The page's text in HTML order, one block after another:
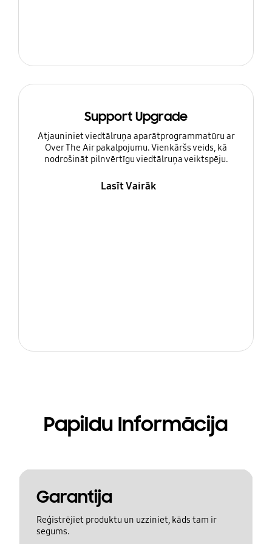
Support Upgrade
Atjauniniet viedtālruņa aparātprogrammatūru ar
Over The Air pakalpojumu. Vienkāršs veids, kā
nodrošināt pilnvērtīgu viedtālruņa veiktspēju.
Lasīt Vairāk
Papildu Informācija
Garantija
Reģistrējiet produktu un uzziniet, kāds tam ir
segums.